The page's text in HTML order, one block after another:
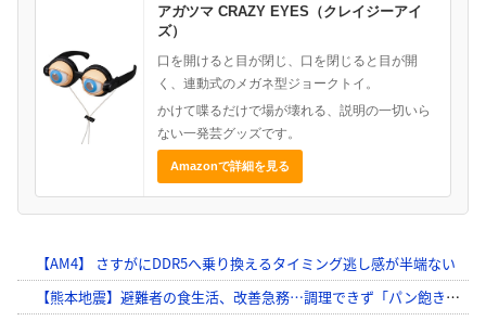
アガツマ CRAZY EYES（クレイジーアイ
ズ）
口を開けると目が閉じ、口を閉じると目が開
く、連動式のメガネ型ジョークトイ。
かけて喋るだけで場が壊れる、説明の一切いら
ない一発芸グッズです。
Amazonで詳細を見る